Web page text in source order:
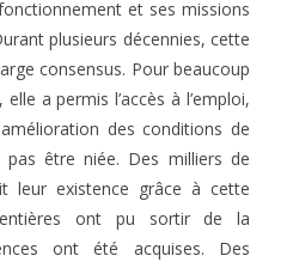
et ses missions
plusieurs décennies, cette
consensus. Pour beaucoup
a permis l’accès à l’emploi,
des conditions de
être niée. Des milliers de
leur existence grâce à cette
ont pu sortir de la
ont été acquises. Des